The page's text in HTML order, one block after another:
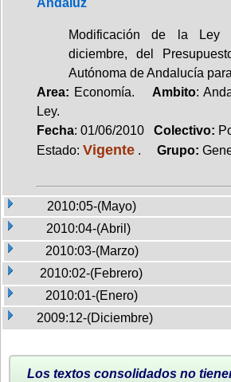
Modificación de la
diciembre, del
Autónoma de Andalucía
Area: Economía. Ambito:
Ley.
Fecha: 01/06/2010 Colectivo:
Estado: Vigente . Grupo:
2010:05-(Mayo)
2010:04-(Abril)
2010:03-(Marzo)
2010:02-(Febrero)
2010:01-(Enero)
2009:12-(Diciembre)
Los textos consolidados no